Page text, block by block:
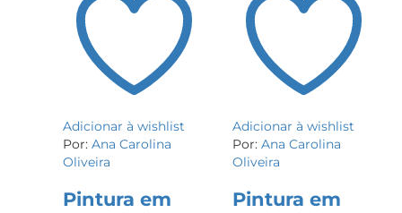
Adicionar à wishlist
Por: Ana Carolina
Oliveira
Pintura em
Adicionar à wishlist
Por: Ana Carolina
Oliveira
Pintura em